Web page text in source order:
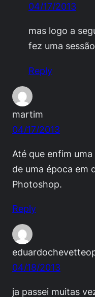
04/17/2013
mas logo a
fez uma
Reply
martim
04/17/2013
Até que enfim
de uma época em
Photoshop.
Reply
04/18/2013
ja passei muitas